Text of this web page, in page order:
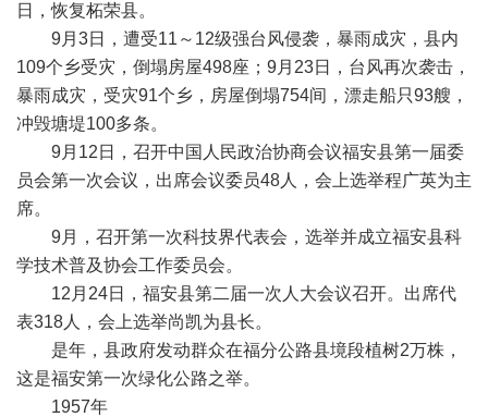
日，恢复柘荣县。
9月3日，遭受11～12级强台风侵袭，暴雨成灾，县内
109个乡受灾，倒塌房屋498座；9月23日，台风再次袭击，
暴雨成灾，受灾91个乡，房屋倒塌754间，漂走船只93艘，
冲毁塘堤100多条。
9月12日，召开中国人民政治协商会议福安县第一届委
员会第一次会议，出席会议委员48人，会上选举程广英为主
席。
9月，召开第一次科技界代表会，选举并成立福安县科
学技术普及协会工作委员会。
12月24日，福安县第二届一次人大会议召开。出席代
表318人，会上选举尚凯为县长。
是年，县政府发动群众在福分公路县境段植树2万株，
这是福安第一次绿化公路之举。
1957年